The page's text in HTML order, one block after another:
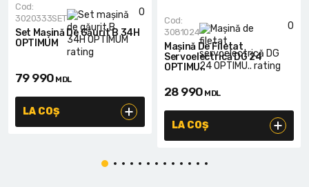
0
Cod:
3020333SET
Set Mașină De Găurit B 34H
OPTIMUM
79 990 MDL
LA COȘ
0
Cod:
3081024
Mașină De Filetat
Servoelectrică DG 24
OPTIMU..
28 990 MDL
LA COȘ